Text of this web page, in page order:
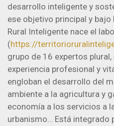
desarrollo inteligente y
ese objetivo principal y
Rural Inteligente nace el
(https://
grupo de 16 expertos
experiencia profesional y
engloban el desarrollo del
ambiente a la agricultura y
economía a los servicios a
urbanismo… Está integrado